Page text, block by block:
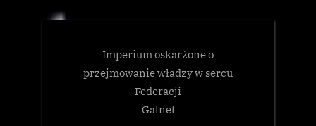
wpisów
Imperium oskarżone o
przejmowanie władzy w sercu
Federacji
Galnet